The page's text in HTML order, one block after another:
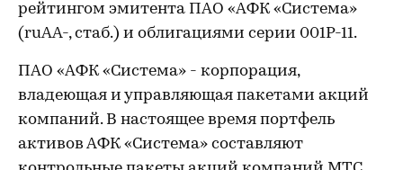
рейтингом эмитента ПАО «АФК «Система»
(ruAА-, стаб.) и облигациями серии 001P-11.
ПАО «АФК «Система» - корпорация,
владеющая и управляющая пакетами акций
компаний. В настоящее время портфель
активов АФК «Система» составляют